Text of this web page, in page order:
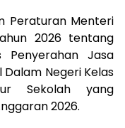
Peraturan Menteri
2026 tentang
Penyerahan Jasa
Negeri Kelas
Sekolah yang
2026.